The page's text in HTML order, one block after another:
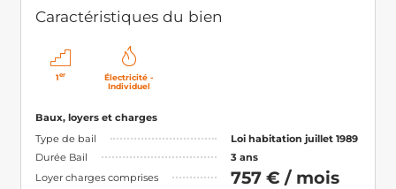
Caractéristiques du bien
1er
Électricité -
Individuel
Baux, loyers et charges
Type de bail
Loi habitation juillet 1989
Durée Bail
3 ans
Loyer charges comprises
757 € / mois